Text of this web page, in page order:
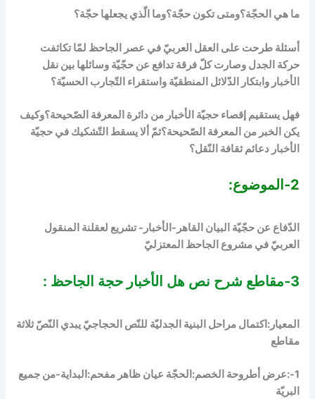
ما هي الحجّة؟ومتى تكون حجّة؟وما الّذي يجعلها حجّة؟
أسئلة طرحت على العقل العربيّ في عصر الجاحظ لمّا تكاثفت
حركة الجدل وصارت كلّ فرقة تدافع عن حجّيّة وسائلها بين نقل
الأخبار وابتكار الدّلائل المنطقيّة واستقراء التّجارب الحسيّة؟
فهل يستقيم إقصاء حجيّة الأخبار من دائرة المعرفة الصّحيحة؟وكيف
يكن الخبر من المعرفة الصّحيحة؟ثمّ ألا يسقط التّشكيك في حجيّة
الأخبار دعائم ثقافة النّقل؟
2-الموضوع:
الدّفاع عن حجّيّة البيان القاهر-الأخبار- تشريع لعقلنة المنقول
العربيّ في مشروع الجاحظ المعتزليّ
3-مقاطع شرح نص هل الأخبار حجة الجاحظ :
المعيار:اكتمال مراحل البنية الجدليّة للنّص الحجاجيّ يبدي النّصّ ثلاثة
مقاطع
1-: عرض أطروحة الخصم:الحجّة عيان ظاهر مفحم: البداية-من جميع
البريّة